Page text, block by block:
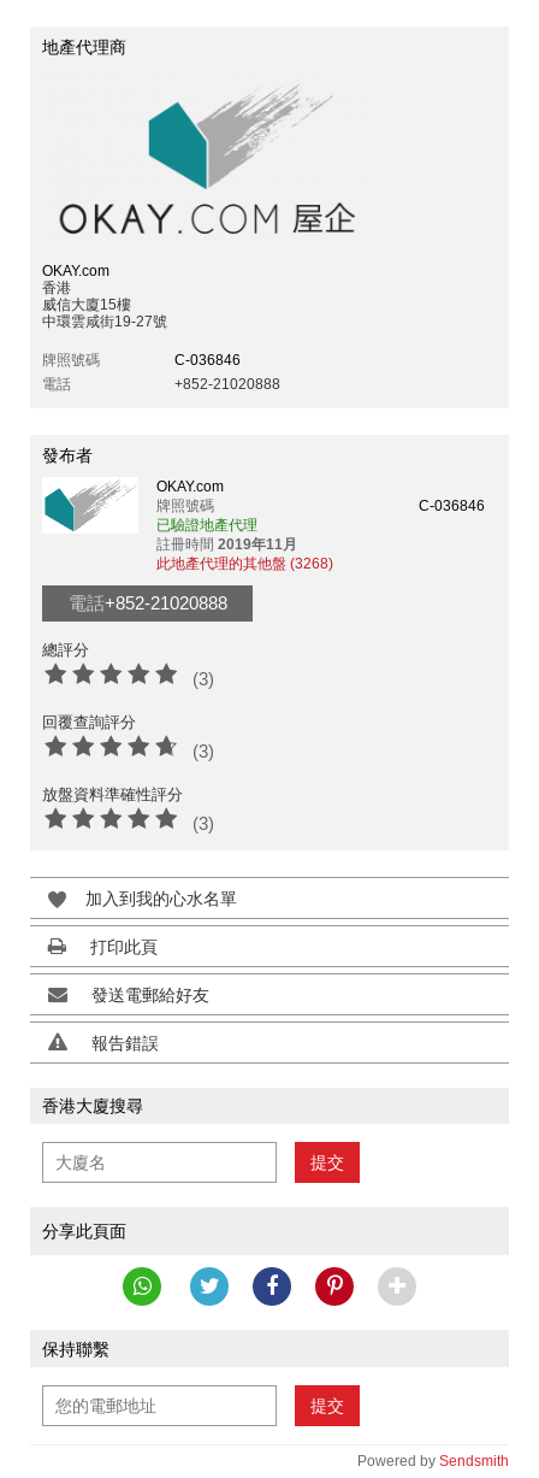
地產代理商
OKAY.com
香港
威信大廈15樓
中環雲咸街19-27號
牌照號碼
C-036846
電話
+852-21020888
發布者
OKAY.com
牌照號碼
C-036846
已驗證地產代理
註冊時間 2019年11月
此地產代理的其他盤 (3268)
電話+852-21020888
總評分
(3)
回覆查詢評分
(3)
放盤資料準確性評分
(3)
加入到我的心水名單
打印此頁
發送電郵給好友
報告錯誤
香港大廈搜尋
提交
分享此頁面
保持聯繫
提交
Powered by Sendsmith